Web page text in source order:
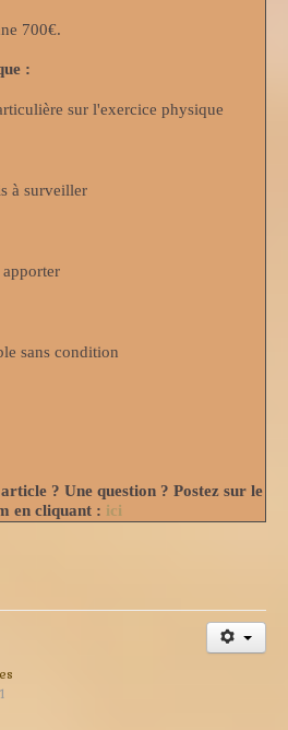
700€.
:
sur l'exercice physique
à surveiller
apporter
sans condition
? Une question ? Postez sur le
en cliquant : ici